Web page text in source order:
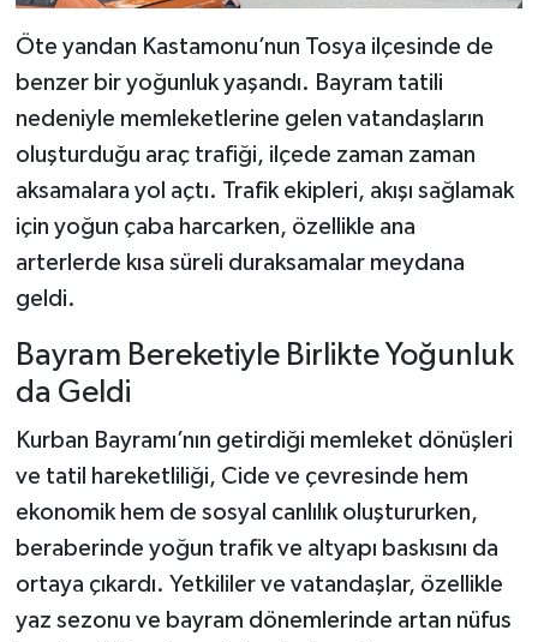
Öte yandan Kastamonu’nun Tosya ilçesinde de
benzer bir yoğunluk yaşandı. Bayram tatili
nedeniyle memleketlerine gelen vatandaşların
oluşturduğu araç trafiği, ilçede zaman zaman
aksamalara yol açtı. Trafik ekipleri, akışı sağlamak
için yoğun çaba harcarken, özellikle ana
arterlerde kısa süreli duraksamalar meydana
geldi.
Bayram Bereketiyle Birlikte Yoğunluk
da Geldi
Kurban Bayramı’nın getirdiği memleket dönüşleri
ve tatil hareketliliği, Cide ve çevresinde hem
ekonomik hem de sosyal canlılık oluştururken,
beraberinde yoğun trafik ve altyapı baskısını da
ortaya çıkardı. Yetkililer ve vatandaşlar, özellikle
yaz sezonu ve bayram dönemlerinde artan nüfus